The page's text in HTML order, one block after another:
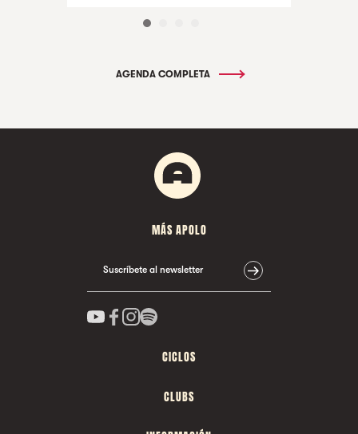
AGENDA COMPLETA
MÁS APOLO
Suscríbete al newsletter
CICLOS
CLUBS